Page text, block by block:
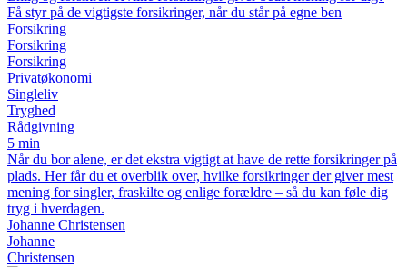
Få styr på de vigtigste forsikringer, når du står på egne ben
Forsikring
Forsikring
Forsikring
Privatøkonomi
Singleliv
Tryghed
Rådgivning
5 min
Når du bor alene, er det ekstra vigtigt at have de rette forsikringer på
plads. Her får du et overblik over, hvilke forsikringer der giver mest
mening for singler, fraskilte og enlige forældre – så du kan føle dig
tryg i hverdagen.
Johanne Christensen
Johanne
Christensen